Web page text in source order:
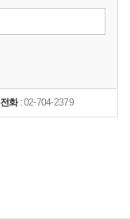
전화:02-704-2379